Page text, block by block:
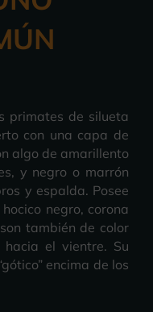
primates de silueta
con una capa de
algo de amarillento
y negro o marrón
y espalda. Posee
negro, corona
también de color
el vientre. Su
encima de los